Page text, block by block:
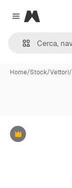
Close menu
Magnific
Home/Stock/Vettori/
Premium